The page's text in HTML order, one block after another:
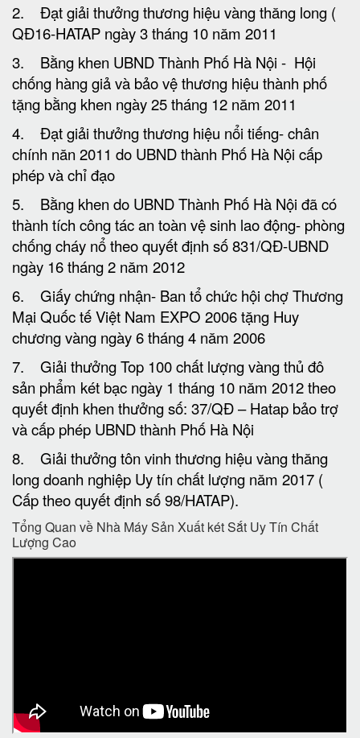
2. Đạt giải thưởng thương hiệu vàng thăng long (
QĐ16-HATAP ngày 3 tháng 10 năm 2011
3. Bằng khen UBND Thành Phố Hà Nội - Hội
chống hàng giả và bảo vệ thương hiệu thành phố
tặng bằng khen ngày 25 tháng 12 năm 2011
4. Đạt giải thưởng thương hiệu nổi tiếng- chân
chính năn 2011 do UBND thành Phố Hà Nội cấp
phép và chỉ đạo
5. Bằng khen do UBND Thành Phố Hà Nội đã có
thành tích công tác an toàn vệ sinh lao động- phòng
chống cháy nổ theo quyết định số 831/QĐ-UBND
ngày 16 tháng 2 năm 2012
6. Giấy chứng nhận- Ban tổ chức hội chợ Thương
Mại Quốc tế Việt Nam EXPO 2006 tặng Huy
chương vàng ngày 6 tháng 4 năm 2006
7. Giải thưởng Top 100 chất lượng vàng thủ đô
sản phẩm két bạc ngày 1 tháng 10 năm 2012 theo
quyết định khen thưởng số: 37/QĐ – Hatap bảo trợ
và cấp phép UBND thành Phố Hà Nội
8. Giải thưởng tôn vinh thương hiệu vàng thăng
long doanh nghiệp Uy tín chất lượng năm 2017 (
Cấp theo quyết định số 98/HATAP).
Tổng Quan về Nhà Máy Sản Xuất két Sắt Uy Tín Chất
Lượng Cao